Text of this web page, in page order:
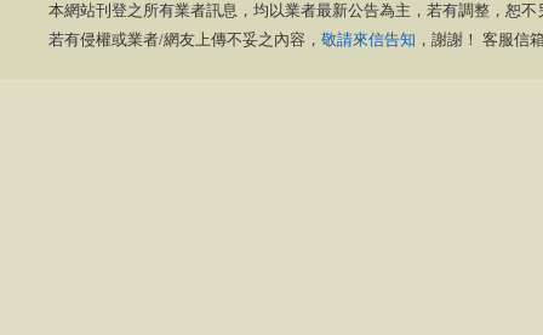
本網站刊登之所有業者訊息，均以業者最新公告為主，若有調整，恕
若有侵權或業者/網友上傳不妥之內容， 敬請來信告知 ，謝謝！ 客服信